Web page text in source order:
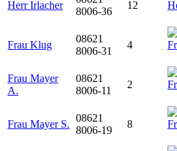
Herr Irlacher
8006-36
12
Frau Klug
08621
8006-31
4
Frau Mayer
A.
08621
8006-11
2
Frau Mayer S.
08621
8006-19
8